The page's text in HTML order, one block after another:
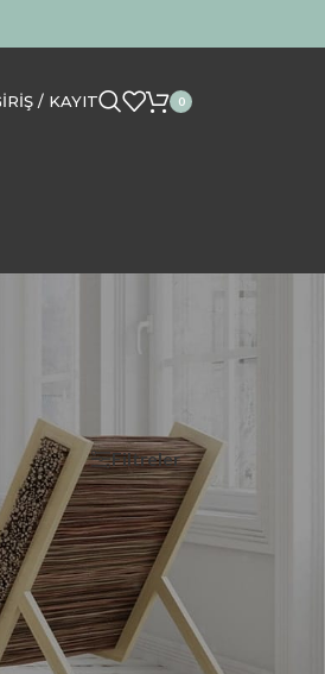
/ KAYIT 0
12 Filtreler